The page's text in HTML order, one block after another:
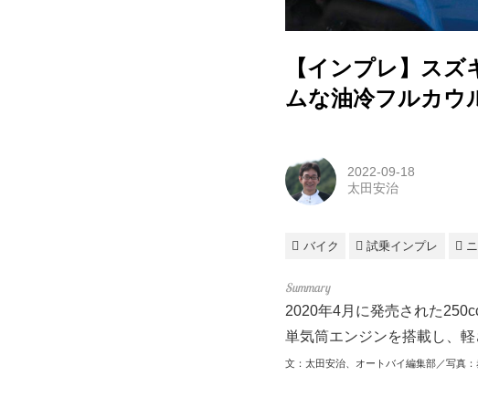
【インプレ】ス
ムな油冷フルカウ
2022-09-18
太田安治
バイク 試乗インプレ
2020年4月に発売された
単気筒エンジンを搭載し、
文：太田安治、オートバイ編集部／写真